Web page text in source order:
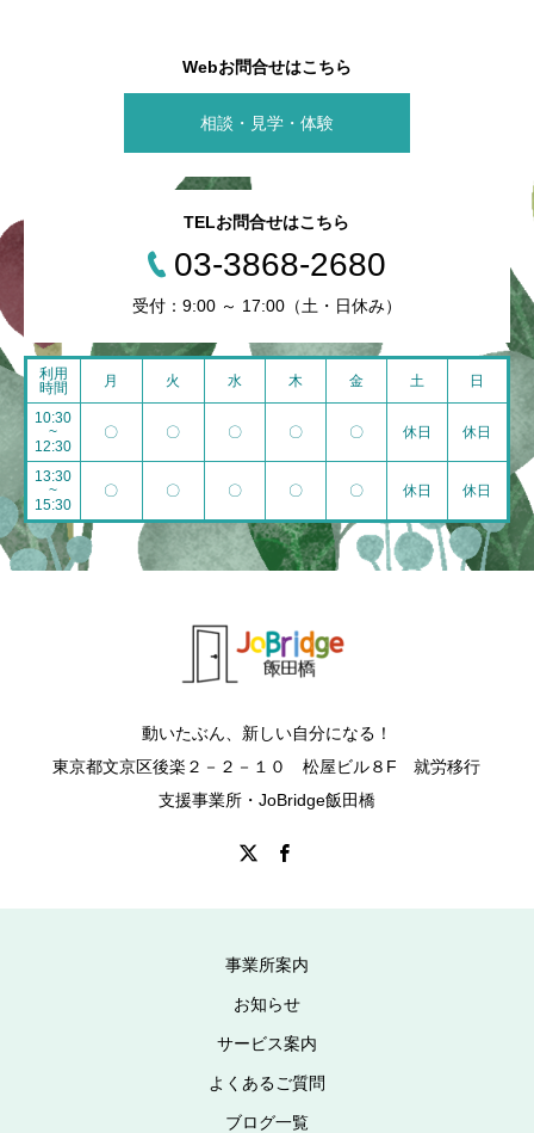
Webお問合せはこちら
相談・見学・体験
TELお問合せはこちら
03-3868-2680
受付：9:00 ～ 17:00（土・日休み）
利用
時間
月 火 水 木 金 土 日
10:30
~
12:30
〇 〇 〇 〇 〇 休日 休日
13:30
~
15:30
〇 〇 〇 〇 〇 休日 休日
動いたぶん、新しい自分になる！
東京都文京区後楽２－２－１０ 松屋ビル８F 就労移行
支援事業所・JoBridge飯田橋
事業所案内
お知らせ
サービス案内
よくあるご質問
ブログ一覧